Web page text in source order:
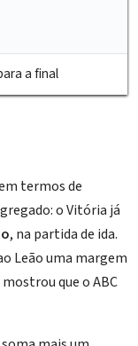
a final
termos de
o Vitória já
, na partida de ida.
Leão uma margem
que o ABC